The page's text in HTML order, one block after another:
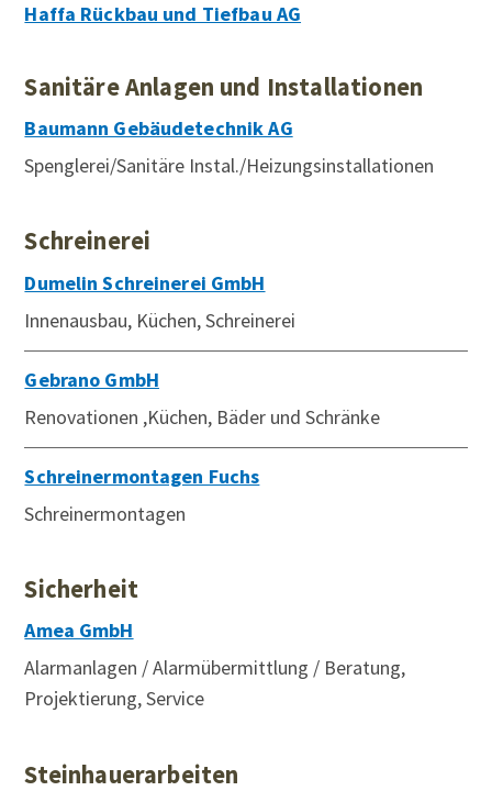
Haffa Rückbau und Tiefbau AG
Sanitäre Anlagen und Installationen
Baumann Gebäudetechnik AG
Spenglerei/Sanitäre Instal./Heizungsinstallationen
Schreinerei
Dumelin Schreinerei GmbH
Innenausbau, Küchen, Schreinerei
Gebrano GmbH
Renovationen ,Küchen, Bäder und Schränke
Schreinermontagen Fuchs
Schreinermontagen
Sicherheit
Amea GmbH
Alarmanlagen / Alarmübermittlung / Beratung,
Projektierung, Service
Steinhauerarbeiten